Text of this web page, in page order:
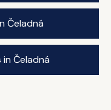
Čeladná
in Čeladná